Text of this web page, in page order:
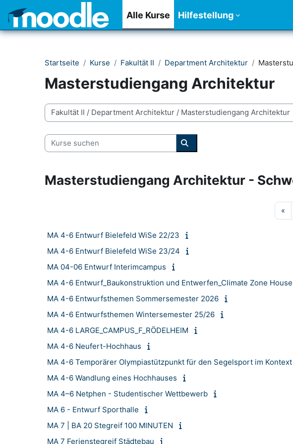
Alle Kurse Hilfestellung
Startseite Kurse Fakultät II Department Architektur
Masterstudiengang Architektur
Kursbereiche
Kurse suchen
Kurse suchen
Masterstudiengang Architektur -
«
MA 4-6 Entwurf Bielefeld WiSe 22/23
MA 4-6 Entwurf Bielefeld WiSe 23/24
MA 04-06 Entwurf Interimcampus
MA 4-6 Entwurf_Baukonstruktion und Entwerfen_Climate Zone House
MA 4-6 Entwurfsthemen Sommersemester 2026
MA 4-6 Entwurfsthemen Wintersemester 25/26
MA 4-6 LARGE_CAMPUS_F_RÖDELHEIM
MA 4-6 Neufert-Hochhaus
MA 4-6 Temporärer Olympiastützpunkt für den Segelsport im
MA 4-6 Wandlung eines Hochhauses
MA 4–6 Netphen - Studentischer Wettbewerb
MA 6 - Entwurf Sporthalle
MA 7 | BA 20 Stegreif 100 MINUTEN
MA 7 Ferienstegreif Städtebau